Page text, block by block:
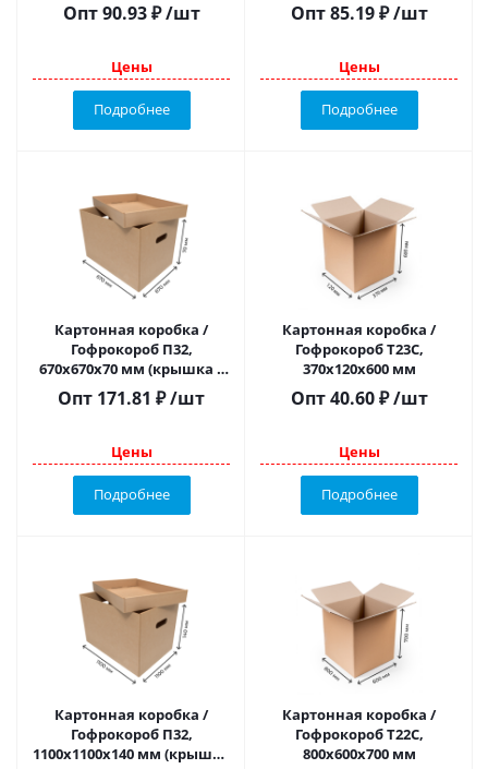
Опт90.93 ₽ /шт
Цены
Подробнее
Опт85.19 ₽ /шт
Цены
Подробнее
Картонная коробка /
Гофрокороб П32,
670х670х70 мм (крышка +
дно)
Опт 171.81 ₽/шт
Цены
Подробнее
Картонная коробка /
Гофрокороб Т23С,
370х120х600 мм
Опт40.60 ₽ /шт
Цены
Подробнее
Картонная коробка /
Гофрокороб П32,
1100х1100х140 мм (крышка
Картонная коробка /
Гофрокороб Т22C,
800х600х700 мм